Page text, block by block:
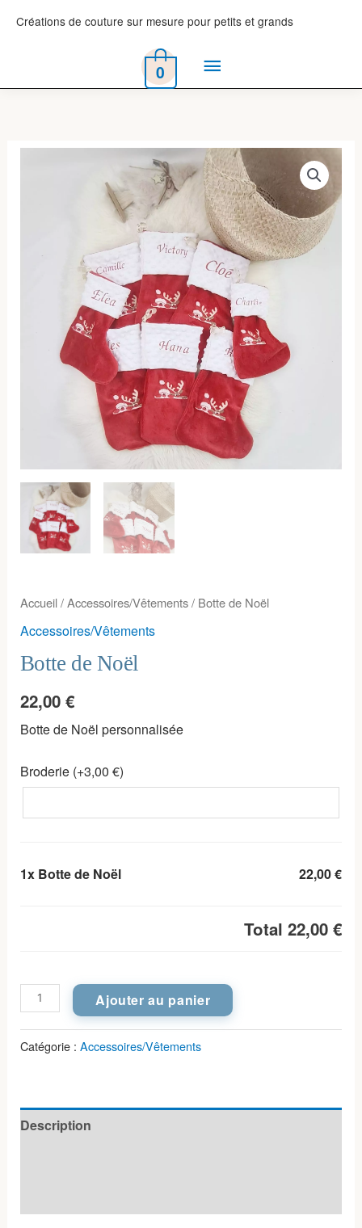
Créations de couture sur mesure pour petits et grands
Menu
0
Accueil/Accessoires/Vêtements/ Botte de Noël
Accessoires/Vêtements
Botte de Noël
22,00 €
Botte de Noël personnalisée
Broderie (+3,00 €)
1x Botte de Noël 22,00 €
Total22,00 €
quantité
de
Botte
Ajouter au panier
Catégorie : Accessoires/Vêtements
Description